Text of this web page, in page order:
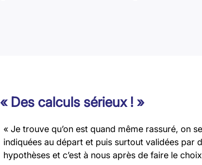
« Des calculs sérieux ! »
« Je trouve qu’on est quand même rassuré, on
indiquées au départ et puis surtout validées par
hypothèses et c’est à nous après de faire le